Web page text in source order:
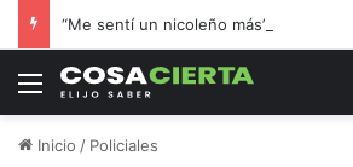
Menú
Inicio / Policiales